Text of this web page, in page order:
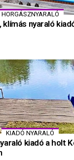
HORGÁSZNYARALÓ
nyaraló
KIADÓ NYARALÓ
kiadó a holt